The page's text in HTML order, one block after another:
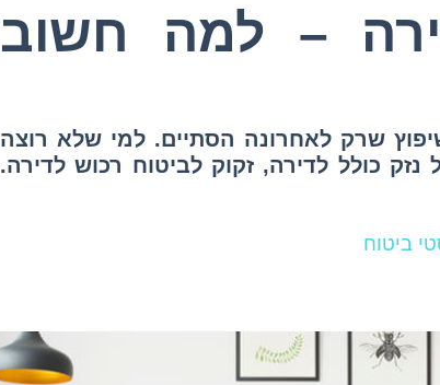
– למה חשוב
שרק לאחרונה הסתיים. למי שלא רוצה
כולל לדירה, זקוק לביטוח רכוש לדירה.
ביטוח